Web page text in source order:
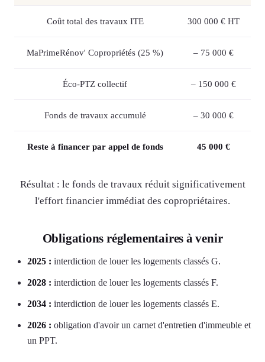
Coût total des travaux ITE 300 000 € HT
MaPrimeRénov' Copropriétés (25 %) – 75 000 €
Éco-PTZ collectif – 150 000 €
Fonds de travaux accumulé – 30 000 €
Reste à financer par appel de fonds 45 000 €
Résultat : le fonds de travaux réduit significativement
l'effort financier immédiat des copropriétaires.
Obligations réglementaires à venir
2025 : interdiction de louer les logements classés G.
2028 : interdiction de louer les logements classés F.
2034 : interdiction de louer les logements classés E.
2026 : obligation d'avoir un carnet d'entretien d'immeuble et
un PPT.